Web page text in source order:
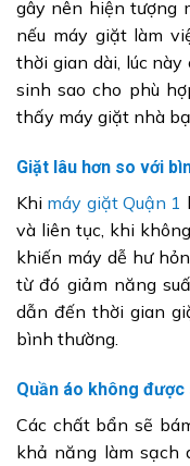
gây nên hiện tượng
nếu máy giặt làm
thời gian dài, lúc
sinh sao cho phù
thấy máy giặt nhà
Giặt lâu hơn so với
Khi máy giặt Quận 1
và liên tục, khi
khiến máy dễ hư
từ đó giảm năng
dẫn đến thời gian
bình thường.
Quần áo không
Các chất bẩn sẽ
khả năng làm sạch